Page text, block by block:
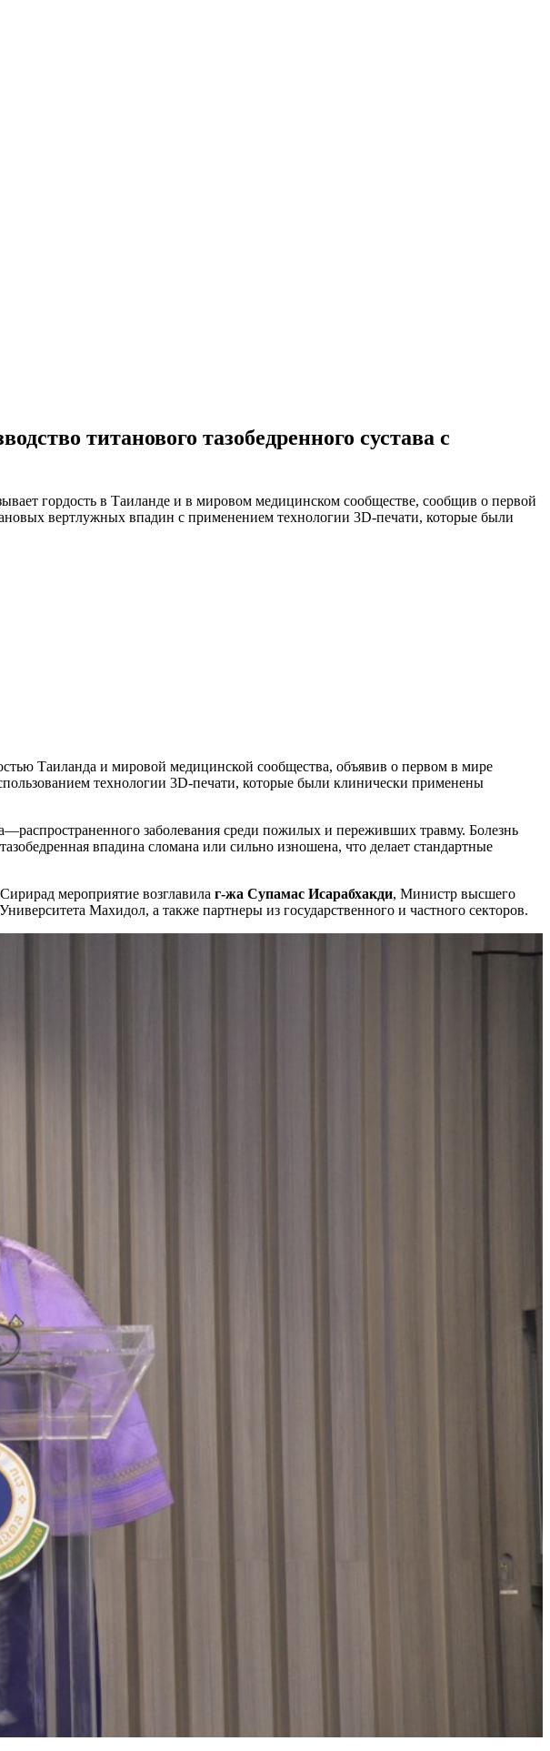
титанового тазобедренного сустава с
гордость в Таиланде и в мировом медицинском сообществе, сообщив о первой
вертлужных впадин с применением технологии 3D-печати, которые были
Таиланда и мировой медицинской сообщества, объявив о первом в мире
технологии 3D-печати, которые были клинически применены
заболевания среди пожилых и переживших травму. Болезнь
впадина сломана или сильно изношена, что делает стандартные
мероприятие возглавила г-жа Супамас Исарабхакди, Министр высшего
Махидол, а также партнеры из государственного и частного секторов.